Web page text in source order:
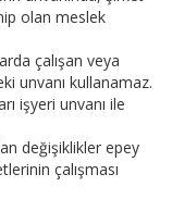
olan meslek
çalışan veya
unvanı kullanamaz.
işyeri unvanı ile
değişiklikler epey
çalışması